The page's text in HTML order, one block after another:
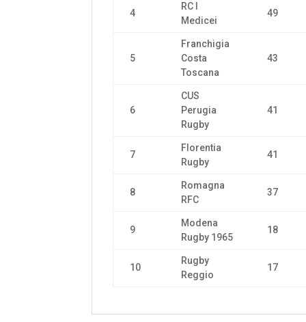
4
RC I
Medicei
49
5
Franchigia
Costa
Toscana
43
6
CUS
Perugia
Rugby
41
7
Florentia
Rugby
41
8
Romagna
RFC
37
9
Modena
Rugby 1965
18
10
Rugby
Reggio
17